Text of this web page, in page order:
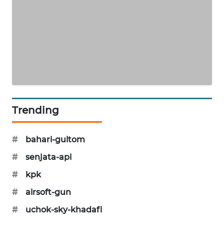
Trending
#
bahari-gultom
#
senjata-api
#
kpk
#
airsoft-gun
#
uchok-sky-khadafi
LAPAK
Wahana
KONSUMEN
MASYARAKAT
KELISTRIKAN